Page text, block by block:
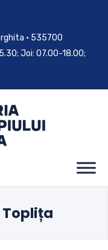
• 535700
Joi: 07.00-18.00;